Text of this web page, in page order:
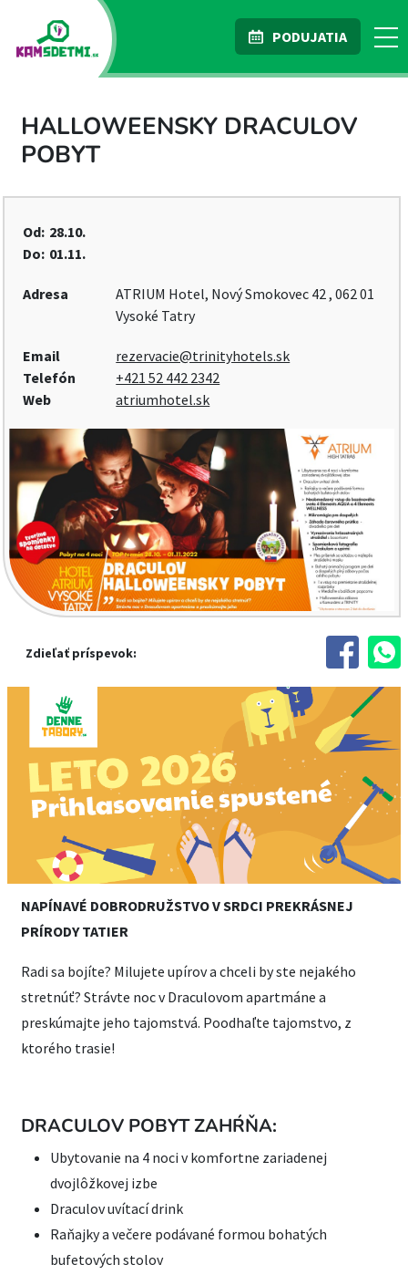
PODUJATIA
HALLOWEENSKY DRACULOV
POBYT
Od: 28.10.
Do: 01.11.
Adresa
ATRIUM Hotel, Nový Smokovec 42 , 062 01
Vysoké Tatry
Email
rezervacie@trinityhotels.sk
Telefón
+421 52 442 2342
Web
atriumhotel.sk
Zdieľať príspevok:
NAPÍNAVÉ DOBRODRUŽSTVO V SRDCI PREKRÁSNEJ
PRÍRODY TATIER
Radi sa bojíte? Milujete upírov a chceli by ste nejakého
stretnúť? Strávte noc v Draculovom apartmáne a
preskúmajte jeho tajomstvá. Poodhaľte tajomstvo, z
ktorého trasie!
DRACULOV POBYT ZAHŔŇA:
Ubytovanie na 4 noci v komfortne zariadenej
dvojlôžkovej izbe
Draculov uvítací drink
Raňajky a večere podávané formou bohatých
bufetových stolov